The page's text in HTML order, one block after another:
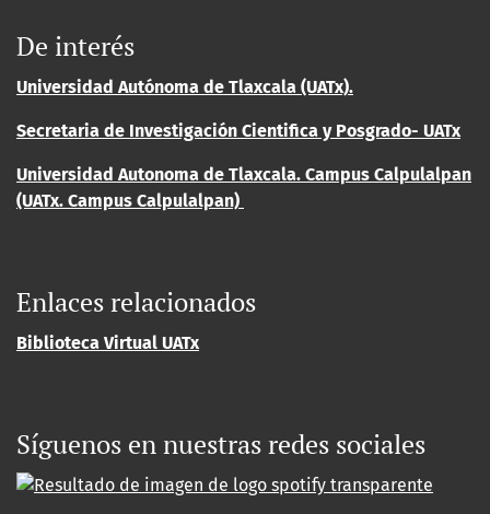
De interés
Universidad Autónoma de Tlaxcala (UATx).
Secretaria de Investigación Cientifica y Posgrado- UATx
Universidad Autonoma de Tlaxcala. Campus Calpulalpan
(UATx. Campus Calpulalpan)
Enlaces relacionados
Biblioteca Virtual UATx
Síguenos en nuestras redes sociales